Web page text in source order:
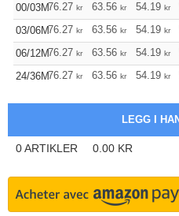
00/03M76.27 kr 63.56 kr 54.19 kr
03/06M76.27 kr 63.56 kr 54.19 kr
06/12M76.27 kr 63.56 kr 54.19 kr
24/36M76.27 kr 63.56 kr 54.19 kr
0ARTIKLER 0.00 KR